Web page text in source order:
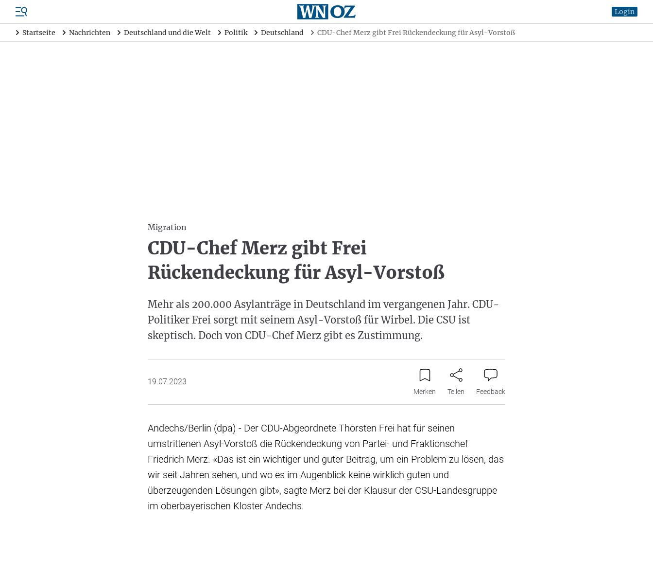
Login
Startseite Nachrichten Deutschland und die Welt Politik Deutschland CDU-Chef Merz gibt Frei Rückendeckung für Asyl-Vorstoß
Migration
CDU-Chef Merz gibt Frei
Rückendeckung für Asyl-Vorstoß
Mehr als 200.000 Asylanträge in Deutschland im vergangenen Jahr. CDU-
Politiker Frei sorgt mit seinem Asyl-Vorstoß für Wirbel. Die CSU ist
skeptisch. Doch von CDU-Chef Merz gibt es Zustimmung.
19.07.2023
Merken Teilen Feedback
Andechs/Berlin (dpa) - Der CDU-Abgeordnete Thorsten Frei hat für seinen
umstrittenen Asyl-Vorstoß die Rückendeckung von Partei- und Fraktionschef
Friedrich Merz. «Das ist ein wichtiger und guter Beitrag, um ein Problem zu lösen, das
wir seit Jahren sehen, und wo es im Augenblick keine wirklich guten und
überzeugenden Lösungen gibt», sagte Merz bei der Klausur der CSU-Landesgruppe
im oberbayerischen Kloster Andechs.